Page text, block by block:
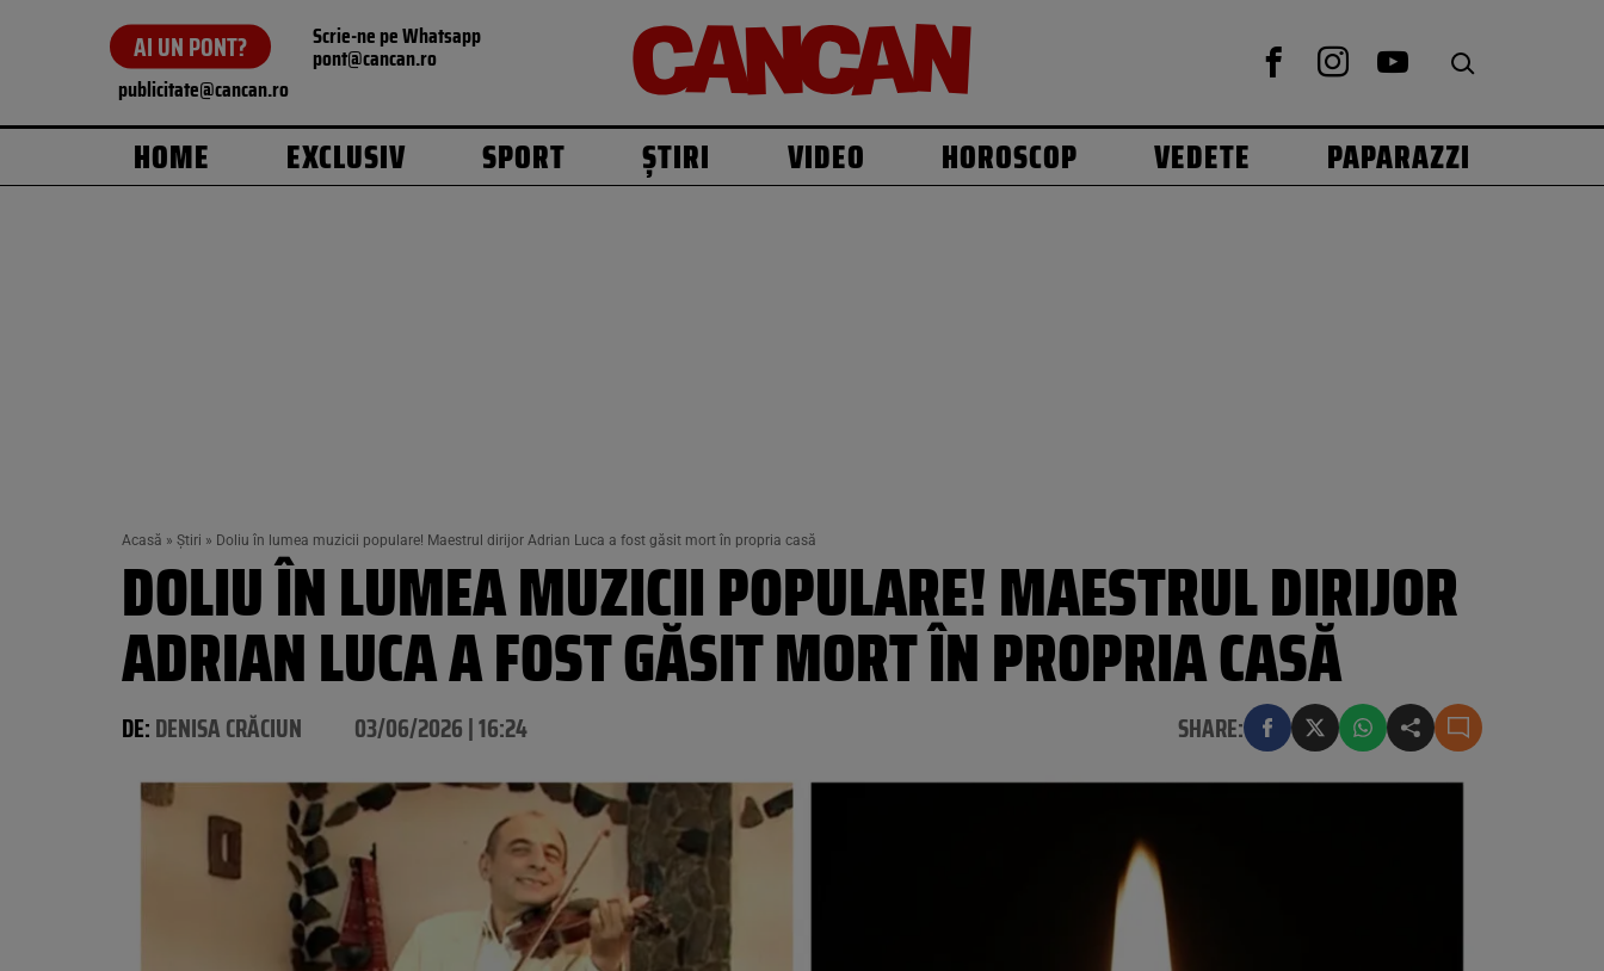
AI UN PONT? Scrie-ne pe Whatsapp
pont@cancan.ro
publicitate@cancan.ro
HOME EXCLUSIV SPORT ȘTIRI VIDEO HOROSCOP VEDETE PAPARAZZI
Acasă » Știri » Doliu în lumea muzicii populare! Maestrul dirijor Adrian Luca a fost găsit mort în propria casă
DOLIU ÎN LUMEA MUZICII POPULARE! MAESTRUL DIRIJOR
ADRIAN LUCA A FOST GĂSIT MORT ÎN PROPRIA CASĂ
DE:DENISA CRĂCIUN 03/06/2026 | 16:24 SHARE: